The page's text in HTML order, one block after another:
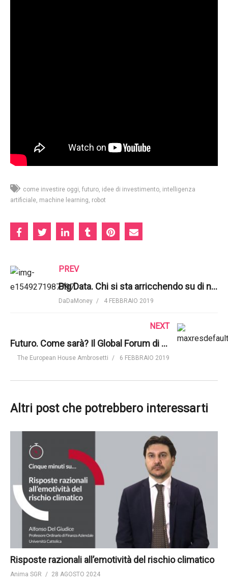
come investire oggi futuro idee di investimento intelligenza
artificiale machine learning robot
PREV
Big Data. Chi si sta arricchendo su di noi? L’insidiosa economia dei big data | Big Think
DaDaMoney 4 FEBBRAIO 2019
NEXT
Futuro. Come sarà? Il Global Forum di TEH Ambrosetti
The European House Ambrosetti 6 FEBBRAIO 2019
Altri post che potrebbero interessarti
Risposte razionali all’emotività del rischio climatico
Anima SGR 28 AGOSTO 2024